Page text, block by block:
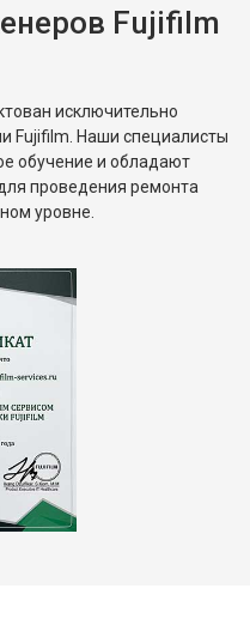
Fujifilm
исключительно
Fujifilm. Наши специалисты
обучение и обладают
проведения ремонта
уровне.